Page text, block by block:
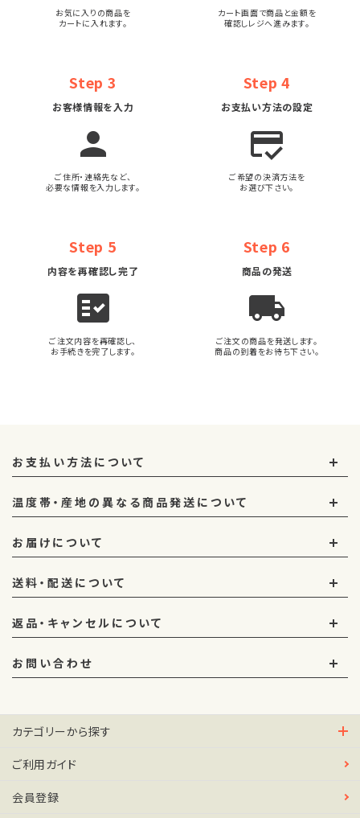
お気に入りの商品を
カートに入れます。
カート画面で商品と金額を
確認しレジへ進みます。
Step 3
お客様情報を入力
person
ご住所・連絡先など、
必要な情報を入力します。
Step 4
お支払い方法の設定
credit_score
ご希望の決済方法を
お選び下さい。
Step 5
内容を再確認し完了
fact_check
ご注文内容を再確認し、
お手続きを完了します。
Step 6
商品の発送
local_shipping
ご注文の商品を発送します。
商品の到着をお待ち下さい。
お支払い方法について
送料・配送について
返品・キャンセルについて
お問い合わせ
温度帯・産地の異なる商品発送について
お届けについて
カテゴリーから探す
ご利用ガイド
会員登録